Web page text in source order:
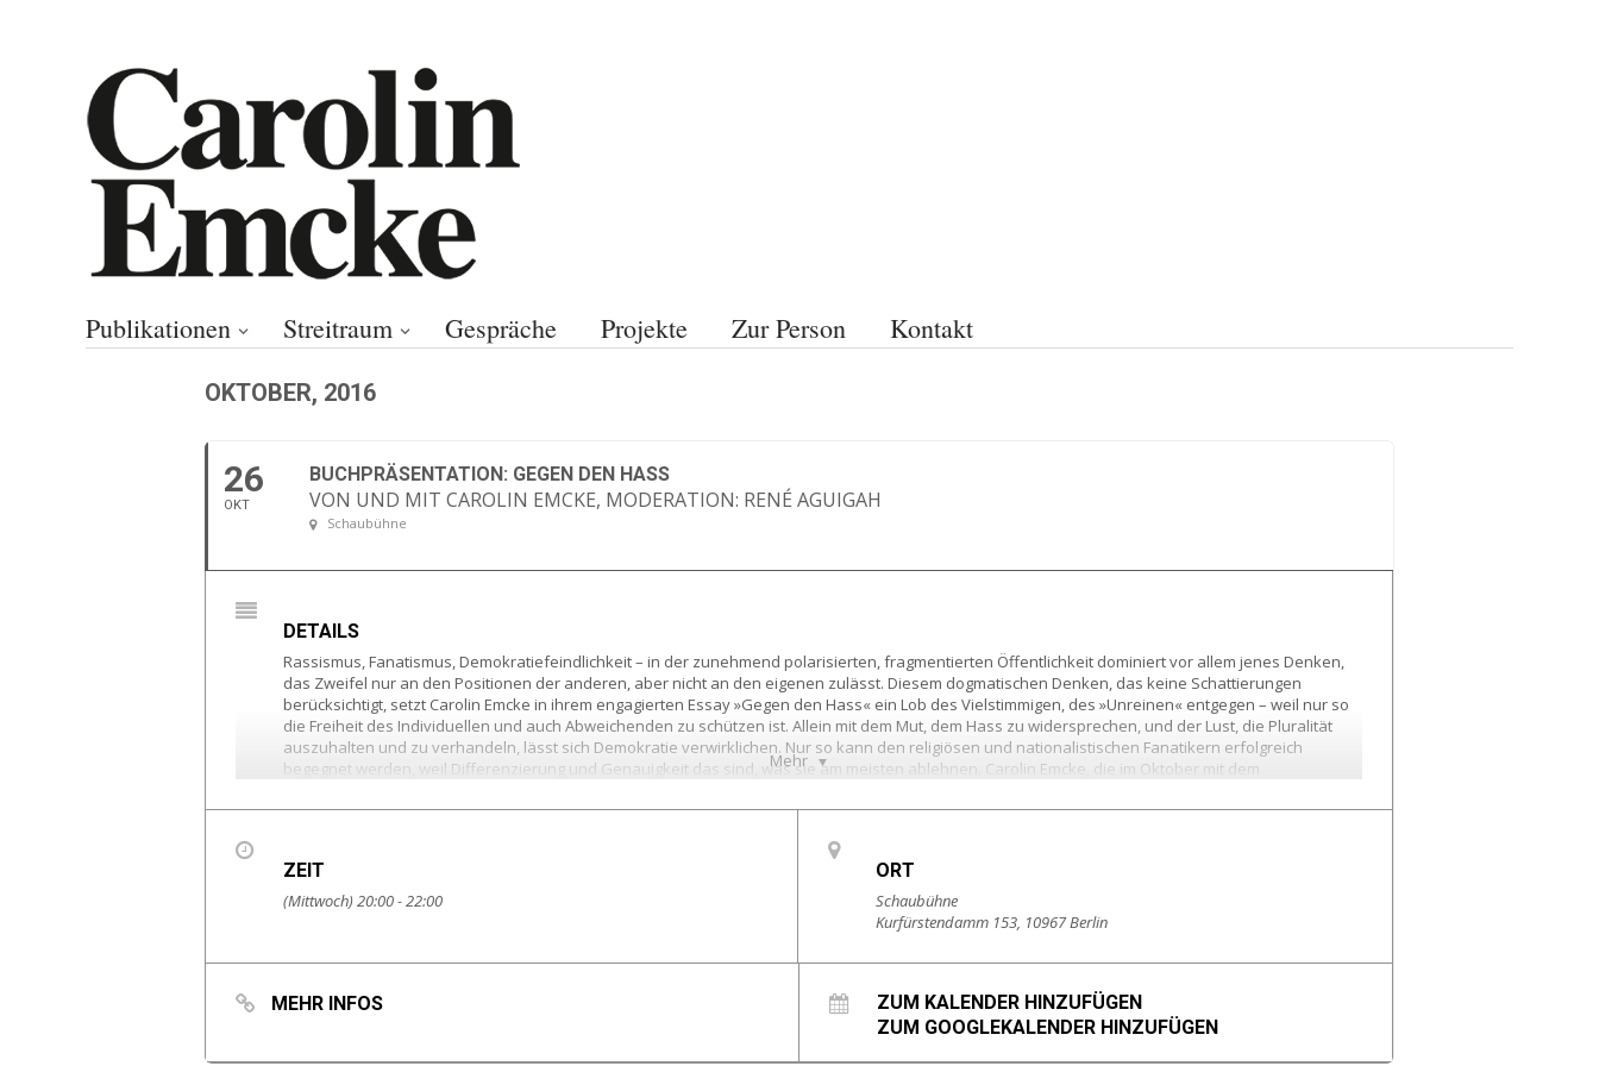
Publikationen Streitraum Gespräche Projekte Zur Person Kontakt
OKTOBER, 2016
26
OKT
BUCHPRÄSENTATION: GEGEN DEN HASS
VON UND MIT CAROLIN EMCKE, MODERATION: RENÉ AGUIGAH
Schaubühne
Mehr
DETAILS
Rassismus, Fanatismus, Demokratiefeindlichkeit – in der zunehmend polarisierten, fragmentierten Öffentlichkeit dominiert vor allem jenes Denken,
das Zweifel nur an den Positionen der anderen, aber nicht an den eigenen zulässt. Diesem dogmatischen Denken, das keine Schattierungen
berücksichtigt, setzt Carolin Emcke in ihrem engagierten Essay »Gegen den Hass« ein Lob des Vielstimmigen, des »Unreinen« entgegen – weil nur so
die Freiheit des Individuellen und auch Abweichenden zu schützen ist. Allein mit dem Mut, dem Hass zu widersprechen, und der Lust, die Pluralität
auszuhalten und zu verhandeln, lässt sich Demokratie verwirklichen. Nur so kann den religiösen und nationalistischen Fanatikern erfolgreich
begegnet werden, weil Differenzierung und Genauigkeit das sind, was sie am meisten ablehnen. Carolin Emcke, die im Oktober mit dem
ZEIT
(Mittwoch) 20:00 - 22:00
ORT
Schaubühne
Kurfürstendamm 153, 10967 Berlin
MEHR INFOS
ZUM KALENDER HINZUFÜGEN
ZUM GOOGLEKALENDER HINZUFÜGEN